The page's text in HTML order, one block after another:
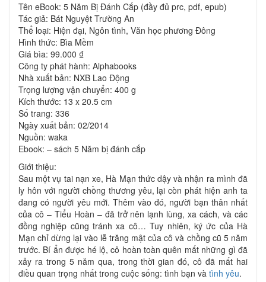
Tên eBook: 5 Năm Bị Đánh Cắp (đầy đủ prc, pdf, epub)
Tác giả: Bát Nguyệt Trường An
Thể loại: Hiện đại, Ngôn tình, Văn học phương Đông
Hình thức: Bìa Mềm
Giá bìa: 99.000 ₫
Công ty phát hành: Alphabooks
Nhà xuất bản: NXB Lao Động
Trọng lượng vận chuyển: 400 g
Kích thước: 13 x 20.5 cm
Số trang: 336
Ngày xuất bản: 02/2014
Nguồn: waka
Ebook: – sách 5 Năm bị đánh cắp
Giới thiệu:
Sau một vụ tai nạn xe, Hà Mạn thức dậy và nhận ra mình đã
ly hôn với người chồng thương yêu, lại còn phát hiện anh ta
đang có người yêu mới. Thêm vào đó, người bạn thân nhất
của cô – Tiểu Hoàn – đã trở nên lạnh lùng, xa cách, và các
đồng nghiệp cũng tránh xa cô… Tuy nhiên, ký ức của Hà
Mạn chỉ dừng lại vào lễ trăng mật của cô và chồng cũ 5 năm
trước. Bí ẩn được hé lộ, cô hoàn toàn quên mất những gì đã
xảy ra trong 5 năm qua, trong thời gian đó, cô đã mất hai
điều quan trọng nhất trong cuộc sống: tình bạn và tình yêu.